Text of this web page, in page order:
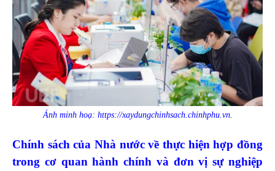
Ảnh minh hoạ: https://xaydungchinhsach.chinhphu.vn.
Chính sách của Nhà nước về thực hiện hợp đồng
trong cơ quan hành chính và đơn vị sự nghiệp